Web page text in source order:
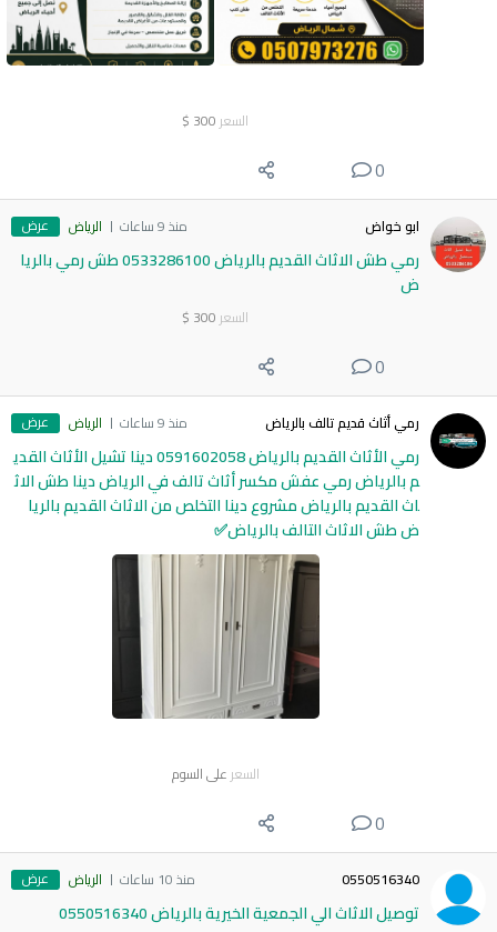
السعر 300
$
0
ابو خواض منذ 9 ساعات الرياض عرض
رمي طش الاثاث القديم بالرياض 0533286100 طش رمي بالريا
ض
السعر 300
$
0
رمي أثاث قديم تالف بالرياض منذ 9 ساعات الرياض عرض
رمي الأثاث القديم بالرياض 0591602058 دينا تشيل الأثاث القدي
م بالرياض رمي عفش مكسر أثاث تالف في الرياض دينا طش الاث
اث القديم بالرياض مشروع دينا التخلص من الاثاث القديم بالريا
ض طش الاثاث التالف بالرياض✅
السعر على السوم
0
0550516340 منذ 10 ساعات الرياض عرض
توصيل الاثاث الي الجمعية الخيرية بالرياض 0550516340